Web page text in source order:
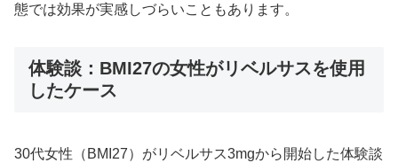
態では効果が実感しづらいこともあります。
体験談：BMI27の女性がリベルサスを使用
したケース
30代女性（BMI27）がリベルサス3mgから開始した体験談